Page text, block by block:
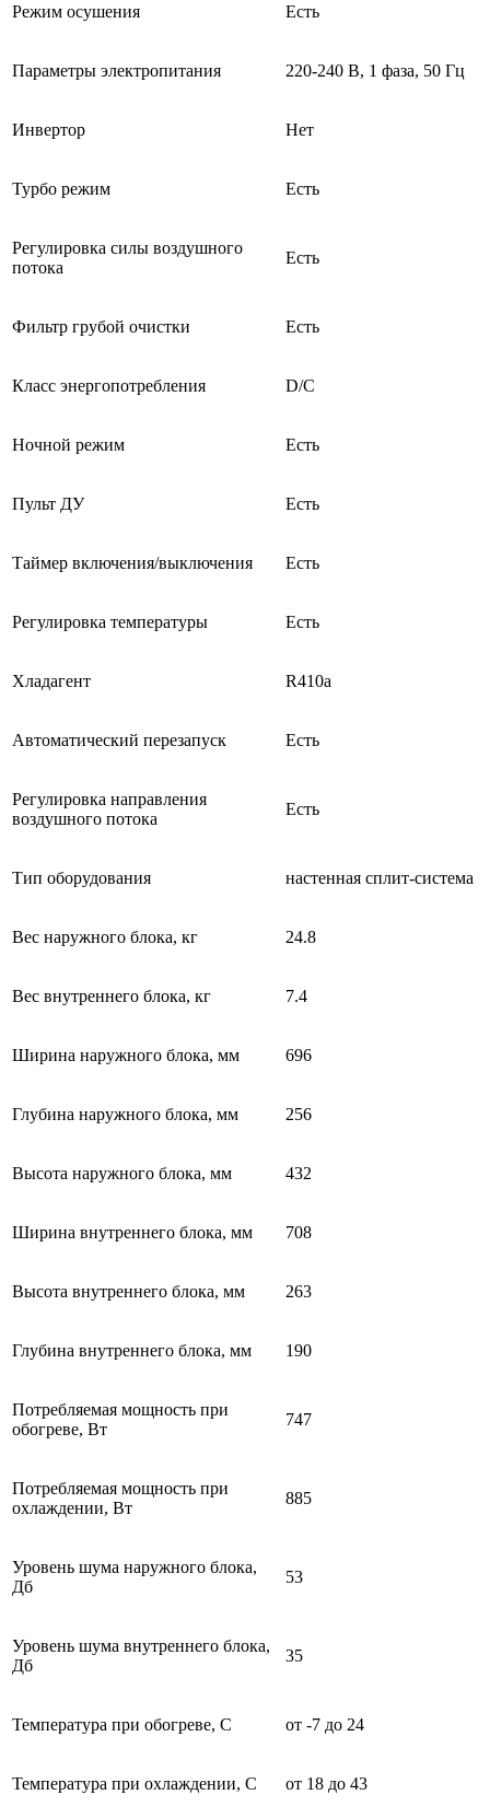
Режим осушения Есть
Параметры электропитания 220-240 В, 1 фаза, 50 Гц
Инвертор Нет
Турбо режим Есть
Регулировка силы воздушного
потока
Есть
Фильтр грубой очистки Есть
Класс энергопотребления D/C
Ночной режим Есть
Пульт ДУ Есть
Таймер включения/выключения Есть
Регулировка температуры Есть
Хладагент R410a
Автоматический перезапуск Есть
Регулировка направления
воздушного потока
Есть
Тип оборудования настенная сплит-система
Вес наружного блока, кг 24.8
Вес внутреннего блока, кг 7.4
Ширина наружного блока, мм 696
Глубина наружного блока, мм 256
Высота наружного блока, мм 432
Ширина внутреннего блока, мм 708
Высота внутреннего блока, мм 263
Глубина внутреннего блока, мм 190
Потребляемая мощность при
обогреве, Вт
747
Потребляемая мощность при
охлаждении, Вт
885
Уровень шума наружного блока,
Дб
53
Уровень шума внутреннего блока,
Дб
35
Температура при обогреве, С от -7 до 24
Температура при охлаждении, С от 18 до 43